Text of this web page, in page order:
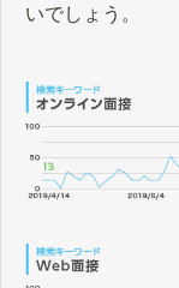
いでしょう。